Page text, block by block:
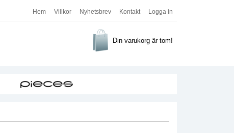
Hem Villkor Nyhetsbrev Kontakt Logga in
Din varukorg är tom!